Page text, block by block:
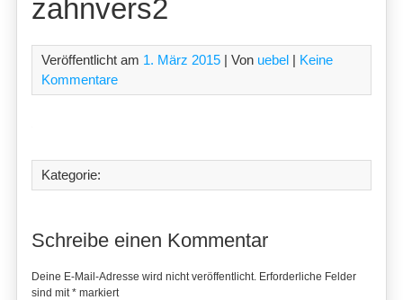
zahnvers2
Veröffentlicht am 1. März 2015 | Von uebel | Keine
Kommentare
Kategorie:
Schreibe einen Kommentar
Deine E-Mail-Adresse wird nicht veröffentlicht. Erforderliche Felder
sind mit* markiert